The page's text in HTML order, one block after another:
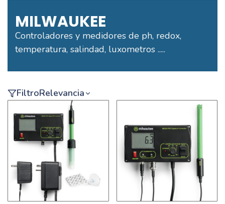
MILWAUKEE
Controladores y medidores de ph, redox,
temperatura, salindad, luxometros .....
FiltroRelevancia